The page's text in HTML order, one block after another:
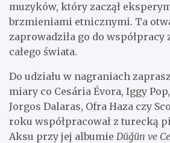
muzyków, który zaczął
brzmieniami etnicznymi. Ta
zaprowadziła go do współpracy
całego świata.
Do udziału w nagraniach
miary co Cesária Évora, Iggy
Jorgos Dalaras, Ofra Haza czy
roku współpracował z turecką
Aksu przy jej albumie Düğün ve